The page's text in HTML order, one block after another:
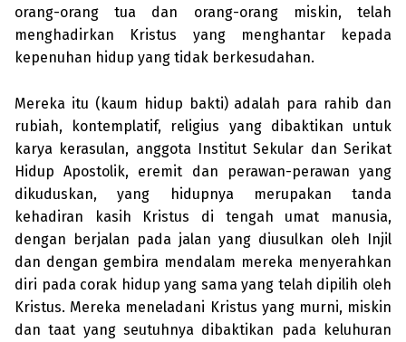
orang-orang tua dan orang-orang miskin, telah
menghadirkan Kristus yang menghantar kepada
kepenuhan hidup yang tidak berkesudahan.
Mereka itu (kaum hidup bakti) adalah para rahib dan
rubiah, kontemplatif, religius yang dibaktikan untuk
karya kerasulan, anggota Institut Sekular dan Serikat
Hidup Apostolik, eremit dan perawan-perawan yang
dikuduskan, yang hidupnya merupakan tanda
kehadiran kasih Kristus di tengah umat manusia,
dengan berjalan pada jalan yang diusulkan oleh Injil
dan dengan gembira mendalam mereka menyerahkan
diri pada corak hidup yang sama yang telah dipilih oleh
Kristus. Mereka meneladani Kristus yang murni, miskin
dan taat yang seutuhnya dibaktikan pada keluhuran